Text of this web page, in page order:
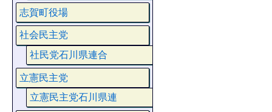
志賀町役場
社会民主党
社民党石川県連合
立憲民主党
立憲民主党石川県連